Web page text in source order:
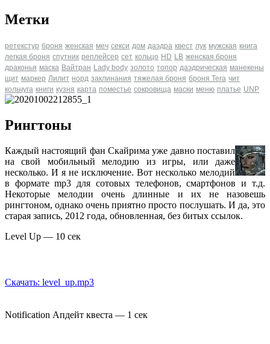
Метки
ретекстур броня женская меч секси дом даэдра квест лук мужская книга
легкая броня спутник реплейсер сет кольцо HD LB женская броня
драконья маска Вайтран Lady body золото топор даэдрическая манекены
щит маркер Лилит норд заклинания тяжелая броня броня Tera чит
кольчуга книги кузня карта поместье сокровища маски меню платье UNP
Рингтоны
Каждый настоящий фан Скайрима уже давно поставил
на свой мобильный мелодию из игры, или даже
несколько. И я не исключение. Вот несколько мелодий
в формате mp3 для сотовых телефонов, смартфонов и т.д.
Некоторые мелодии очень длинные и их не назовешь
рингтоном, однако очень приятно просто послушать. И да, это
старая запись, 2012 года, обновленная, без битых ссылок.
Level Up — 10 сек
Скачать: level_up.mp3
Notification Апдейт квеста — 1 сек